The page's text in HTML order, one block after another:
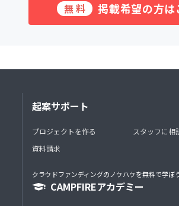
無料 掲載希望の方は
起案サポート
プロジェクトを作る
資料請求
スタッフに相
クラウドファンディングのノウハウを無料で学ぼ
CAMPFIREアカデミー